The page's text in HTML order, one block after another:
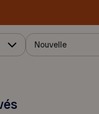
Nouvelle